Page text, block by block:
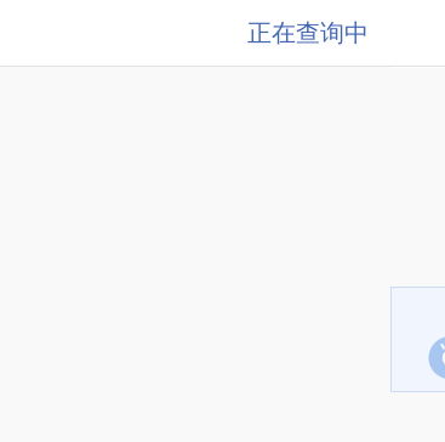
正在查询中